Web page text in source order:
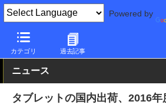
Powered by
カテゴリ 過去記事
PC Watch パソコン/タブレット/スマート
ニュース
タブレットの国内出荷、2016